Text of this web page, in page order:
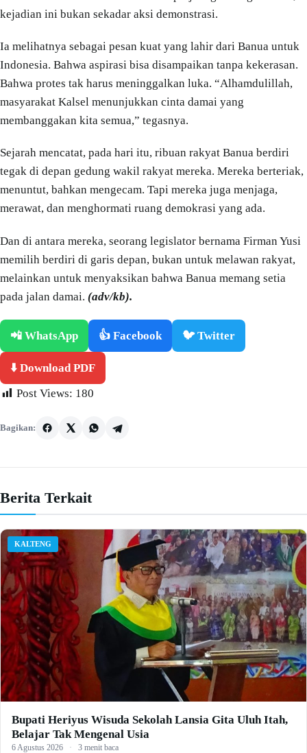
kejadian ini bukan sekadar aksi demonstrasi.
Ia melihatnya sebagai pesan kuat yang lahir dari Banua untuk
Indonesia. Bahwa aspirasi bisa disampaikan tanpa kekerasan.
Bahwa protes tak harus meninggalkan luka. “Alhamdulillah,
masyarakat Kalsel menunjukkan cinta damai yang
membanggakan kita semua,” tegasnya.
Sejarah mencatat, pada hari itu, ribuan rakyat Banua berdiri
tegak di depan gedung wakil rakyat mereka. Mereka berteriak,
menuntut, bahkan mengecam. Tapi mereka juga menjaga,
merawat, dan menghormati ruang demokrasi yang ada.
Dan di antara mereka, seorang legislator bernama Firman Yusi
memilih berdiri di garis depan, bukan untuk melawan rakyat,
melainkan untuk menyaksikan bahwa Banua memang setia
pada jalan damai. (adv/kb).
📲 WhatsApp 👍 Facebook 🐦 Twitter
⬇️ Download PDF
Post Views: 180
Bagikan:
Berita Terkait
KALTENG
Bupati Heriyus Wisuda Sekolah Lansia Gita Uluh Itah,
Belajar Tak Mengenal Usia
6 Agustus 2026 · 3 menit baca